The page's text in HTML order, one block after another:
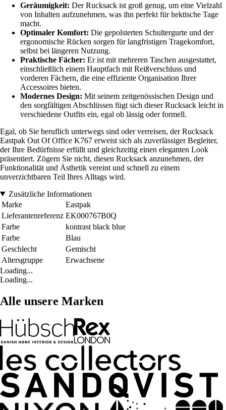
Geräumigkeit: Der Rucksack ist groß genug, um eine Vielzahl
von Inhalten aufzunehmen, was ihn perfekt für hektische Tage
macht.
Optimaler Komfort: Die gepolsterten Schultergurte und der
ergonomische Rücken sorgen für langfristigen Tragekomfort,
selbst bei längeren Nutzung.
Praktische Fächer: Er ist mit mehreren Taschen ausgestattet,
einschließlich einem Hauptfach mit Reißverschluss und
vorderen Fächern, die eine effiziente Organisation Ihrer
Accessoires bieten.
Modernes Design: Mit seinem zeitgenössischen Design und
den sorgfältigen Abschlüssen fügt sich dieser Rucksack leicht in
verschiedene Outfits ein, egal ob lässig oder formell.
Egal, ob Sie beruflich unterwegs sind oder verreisen, der Rucksack
Eastpak Out Of Office K767 erweist sich als zuverlässiger Begleiter,
der Ihre Bedürfnisse erfüllt und gleichzeitig einen eleganten Look
präsentiert. Zögern Sie nicht, diesen Rucksack anzunehmen, der
Funktionalität und Ästhetik vereint und schnell zu einem
unverzichtbaren Teil Ihres Alltags wird.
Zusätzliche Informationen
Marke
Eastpak
Lieferantenreferenz EK000767B0Q
Farbe
kontrast black blue
Farbe
Blau
Geschlecht
Gemischt
Altersgruppe
Erwachsene
Loading...
Loading...
Alle unsere Marken